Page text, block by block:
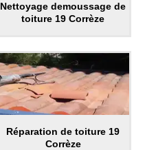
Nettoyage demoussage de
toiture 19 Corrèze
Réparation de toiture 19
Corrèze